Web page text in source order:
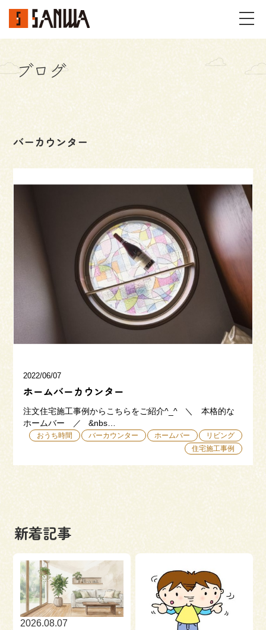
イベント・見学会
不動産情報
事例
私たちのこと
三和建設の強み
リフォーム
採用情報
054-365-3838
受付時間／平日9:00 - 18:00
来場予約 お問い合わせ 資料請求
ブログ
バーカウンター
2022/06/07
ホームバーカウンター
注文住宅施工事例からこちらをご紹介^_^ ＼ 本格的な
ホームバー ／ &nbs…
おうち時間 バーカウンター ホームバー
リビング
住宅施工事例
新着記事
2026.08.07